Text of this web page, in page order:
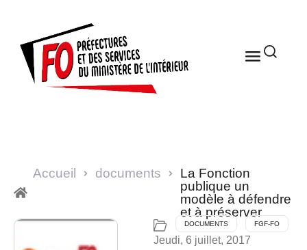
Accueil documents
La Fonction
publique un
modèle à défendre
et à préserver
DOCUMENTS FGF-FO
Jeudi, 6 juillet, 2017